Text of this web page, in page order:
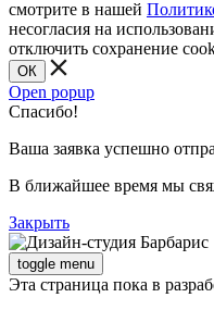
смотрите в нашей
несогласия на
отключить сохранение
ОК
Open popup
Спасибо!
Ваша заявка успешно
В ближайшее время мы
Закрыть
toggle menu
Эта страница пока в